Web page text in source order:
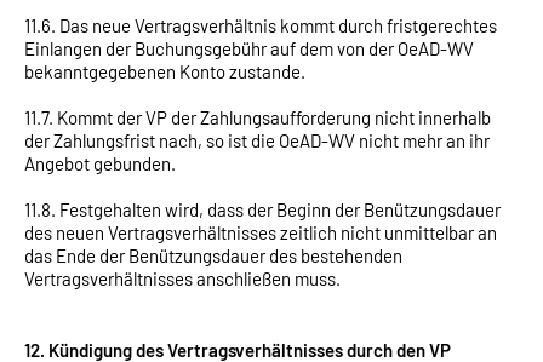
11.6. Das neue Vertragsverhältnis kommt durch fristgerechtes
Einlangen der Buchungsgebühr auf dem von der OeAD-WV
bekanntgegebenen Konto zustande.
11.7. Kommt der VP der Zahlungsaufforderung nicht innerhalb
der Zahlungsfrist nach, so ist die OeAD-WV nicht mehr an ihr
Angebot gebunden.
11.8. Festgehalten wird, dass der Beginn der Benützungsdauer
des neuen Vertragsverhältnisses zeitlich nicht unmittelbar an
das Ende der Benützungsdauer des bestehenden
Vertragsverhältnisses anschließen muss.
12. Kündigung des Vertragsverhältnisses durch den VP